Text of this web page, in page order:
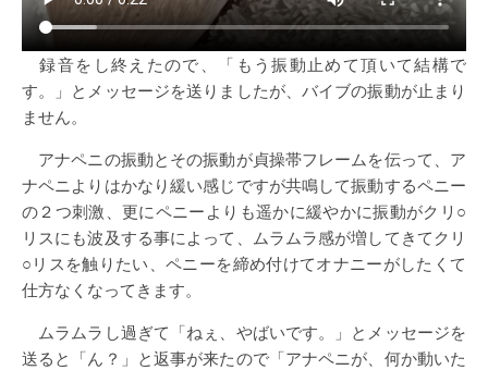
録音をし終えたので、「もう振動止めて頂いて結構で
す。」とメッセージを送りましたが、バイブの振動が止まり
ません。
アナペニの振動とその振動が貞操帯フレームを伝って、ア
ナペニよりはかなり緩い感じですが共鳴して振動するペニー
の２つ刺激、更にペニーよりも遥かに緩やかに振動がクリ○
リスにも波及する事によって、ムラムラ感が増してきてクリ
○リスを触りたい、ペニーを締め付けてオナニーがしたくて
仕方なくなってきます。
ムラムラし過ぎて「ねぇ、やばいです。」とメッセージを
送ると「ん？」と返事が来たので「アナペニが、何か動いた